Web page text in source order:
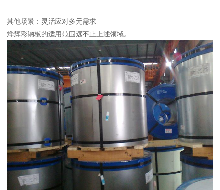
其他场景：灵活应对多元需求
烨辉彩钢板的适用范围远不止上述领域。